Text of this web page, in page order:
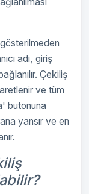
gösterilmeden
adı, giriş
Çekiliş
ve tüm
butonuna
yansır ve en